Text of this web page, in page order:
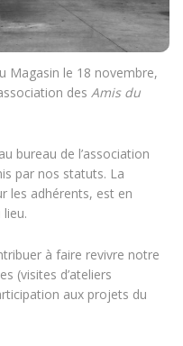
Magasin le 18 novembre,
des Amis du
bureau de l’association
par nos statuts. La
les adhérents, est en
à faire revivre notre
(visites d’ateliers
aux projets du